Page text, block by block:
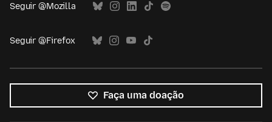
Seguir @Mozilla
Seguir @Firefox
Faça uma doação